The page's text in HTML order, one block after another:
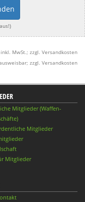
inkl. MwSt.; zzgl. Versandkosten
zzgl. Versandkosten
Mitglieder (Waffen-
Mitglieder
Mitglieder